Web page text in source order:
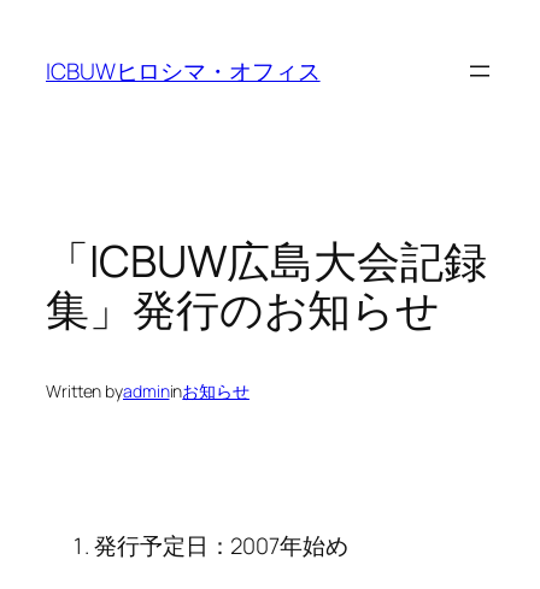
content
ICBUWヒロシマ・オフィス
「ICBUW広島大会記録
集」発行のお知らせ
Written byadmininお知らせ
発行予定日：2007年始め